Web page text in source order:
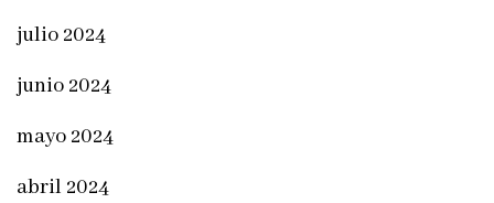
julio 2024
junio 2024
mayo 2024
abril 2024